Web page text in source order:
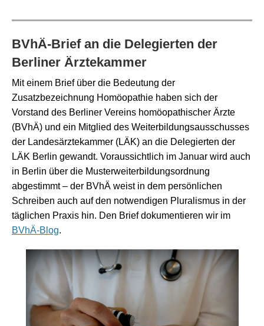
BVhÄ-Brief an die Delegierten der
Berliner Ärztekammer
Mit einem Brief über die Bedeutung der
Zusatzbezeichnung Homöopathie haben sich der
Vorstand des Berliner Vereins homöopathischer Ärzte
(BVhÄ) und ein Mitglied des Weiterbildungsausschusses
der Landesärztekammer (LÄK) an die Delegierten der
LÄK Berlin gewandt. Voraussichtlich im Januar wird auch
in Berlin über die Musterweiterbildungsordnung
abgestimmt – der BVhÄ weist in dem persönlichen
Schreiben auch auf den notwendigen Pluralismus in der
täglichen Praxis hin. Den Brief dokumentieren wir im
BVhÄ-Blog.